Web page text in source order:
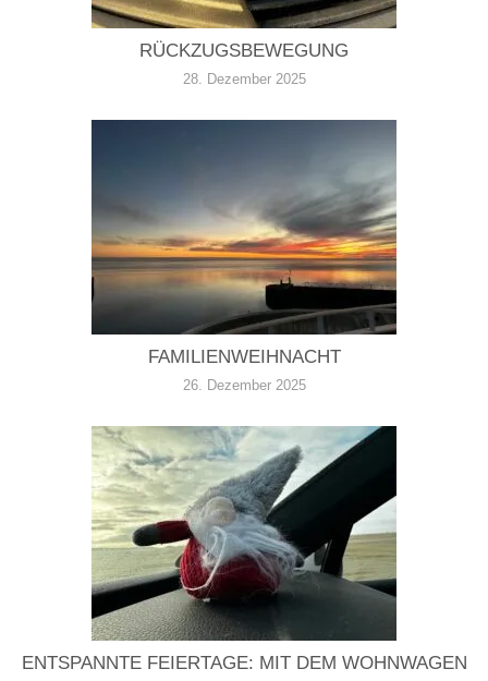
RÜCKZUGSBEWEGUNG
28. Dezember 2025
FAMILIENWEIHNACHT
26. Dezember 2025
ENTSPANNTE FEIERTAGE: MIT DEM WOHNWAGEN